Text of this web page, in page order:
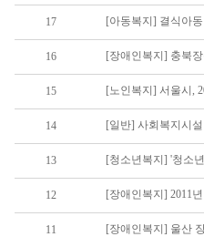
17 [아동복지] 결식아
16 [장애인복지] 충북
15 [노인복지] 서울시,
14 [일반] 사회복지시
13 [청소년복지] '청소
12 [장애인복지] 2011
11 [장애인복지] 울산